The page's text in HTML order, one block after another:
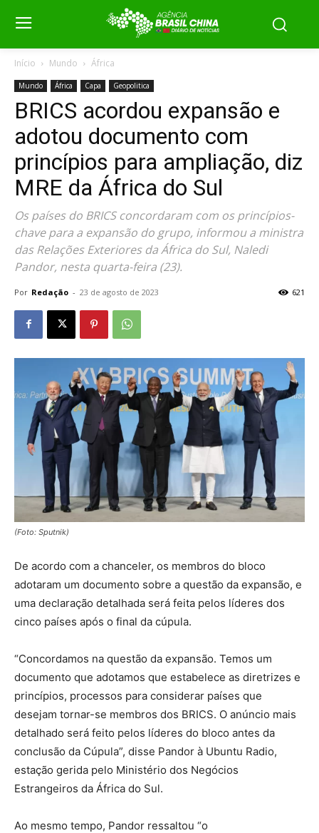
Início Mundo África
Mundo África Capa Geopolitica
BRICS acordou expansão e
adotou documento com
princípios para ampliação, diz
MRE da África do Sul
Os países do BRICS concordaram com os princípios-
chave para a expansão do grupo, informou a ministra
das Relações Exteriores da África do Sul, Naledi
Pandor, nesta quarta-feira (23).
Por Redação - 23 de agosto de 2023 621
(Foto: Sputnik)
De acordo com a chanceler, os membros do bloco
adotaram um documento sobre a questão da expansão, e
uma declaração detalhada será feita pelos líderes dos
cinco países após o final da cúpula.
“Concordamos na questão da expansão. Temos um
documento que adotamos que estabelece as diretrizes e
princípios, processos para considerar países que
desejam tornar-se membros dos BRICS. O anúncio mais
detalhado será feito pelos líderes do bloco antes da
conclusão da Cúpula”, disse Pandor à Ubuntu Radio,
estação gerida pelo Ministério dos Negócios
Estrangeiros da África do Sul.
Ao mesmo tempo, Pandor ressaltou “o